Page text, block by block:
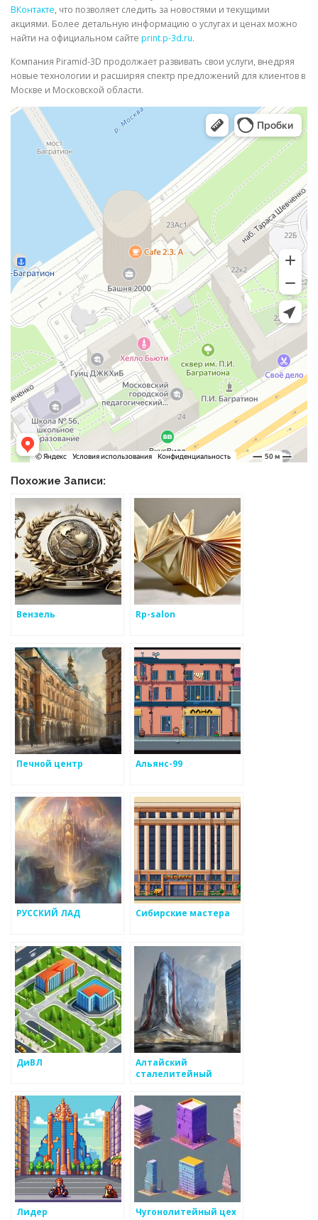
ВКонтакте, что позволяет следить за новостями и текущими
акциями. Более детальную информацию о услугах и ценах можно
найти на официальном сайте print.p-3d.ru.
Компания Piramid-3D продолжает развивать свои услуги, внедряя
новые технологии и расширяя спектр предложений для клиентов в
Москве и Московской области.
Похожие Записи:
Вензель Rp-salon
Печной центр Альянс-99
РУССКИЙ ЛАД Сибирские мастера
ДиВЛ
Алтайский
сталелитейный
Лидер Чугонолитейный цех